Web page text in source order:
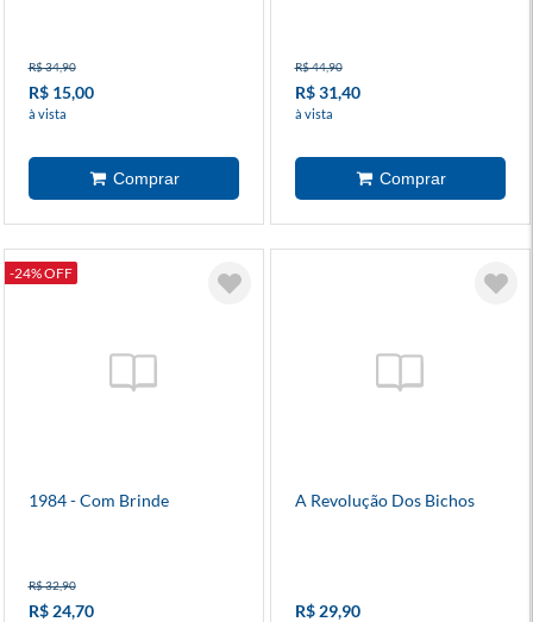
R$ 34,90
R$ 15,00
à vista
R$ 44,90
R$ 31,40
à vista
-24% OFF
1984 - Com Brinde
R$ 32,90
R$ 24,70
A Revolução Dos Bichos
R$ 29,90